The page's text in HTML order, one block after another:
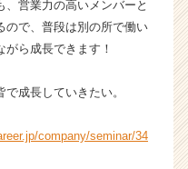
、営業力の高いメンバーと
ので、普段は別の所で働い
ら成長できます！
成長していきたい。
company/seminar/34